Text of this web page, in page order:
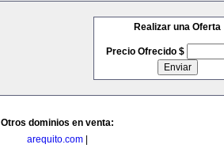
Realizar una Oferta
Precio Ofrecido $
Otros dominios en venta:
arequito.com